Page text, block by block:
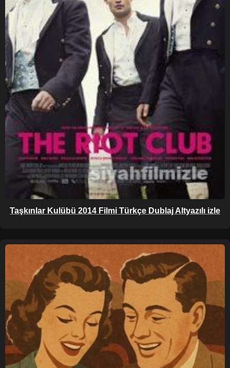
Taşkınlar Kulübü 2014 Filmi Türkçe Dublaj Altyazılı izle